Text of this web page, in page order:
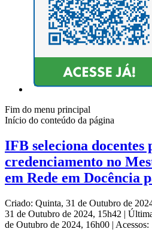
Fim do menu principal
Início do conteúdo da página
IFB seleciona docentes
credenciamento no
em Rede em Docência
Criado: Quinta, 31 de Outubro de
31 de Outubro de 2024, 15h42 |
de Outubro de 2024, 16h00 | Acessos: